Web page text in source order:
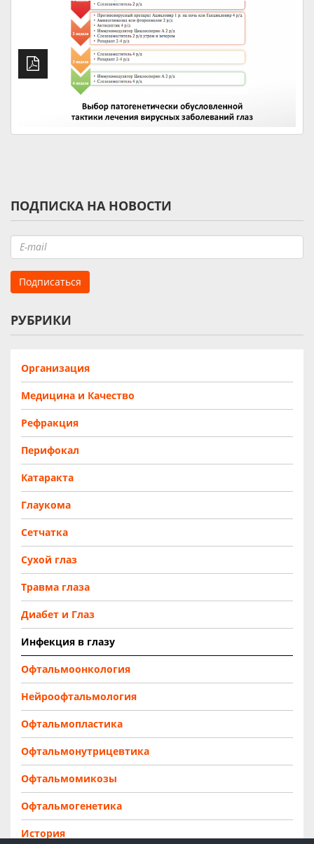
ПОДПИСКА НА НОВОСТИ
РУБРИКИ
Организация
Медицина и Качество
Рефракция
Перифокал
Катаракта
Глаукома
Сетчатка
Сухой глаз
Травма глаза
Диабет и Глаз
Инфекция в глазу
Офтальмоонкология
Нейроофтальмология
Офтальмопластика
Офтальмонутрицевтика
Офтальмомикозы
Офтальмогенетика
История